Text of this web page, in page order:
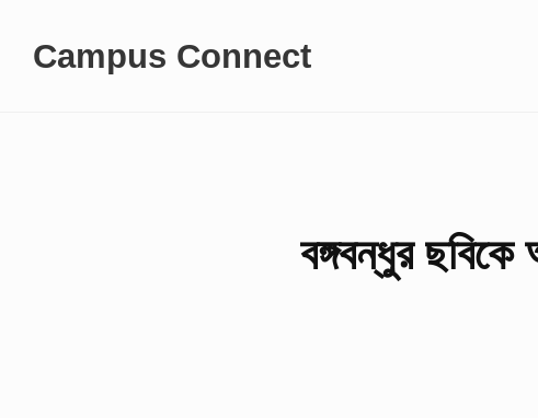
Campus Connect
বঙ্গবন্ধুর ছবিকে